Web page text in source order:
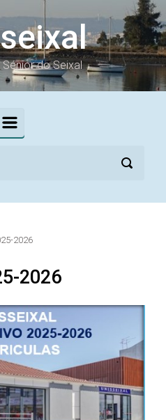
do Seixal
2026
2026